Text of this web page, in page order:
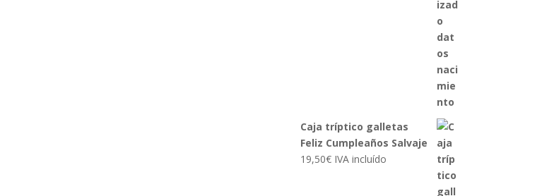
Caja tríptico galletas
Feliz Cumpleaños Salvaje
19,50€ IVA incluído